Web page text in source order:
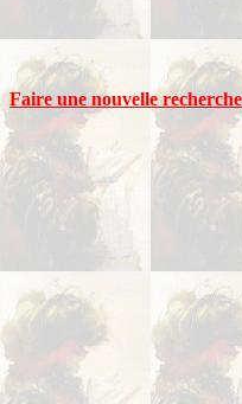
Faire une nouvelle recherche